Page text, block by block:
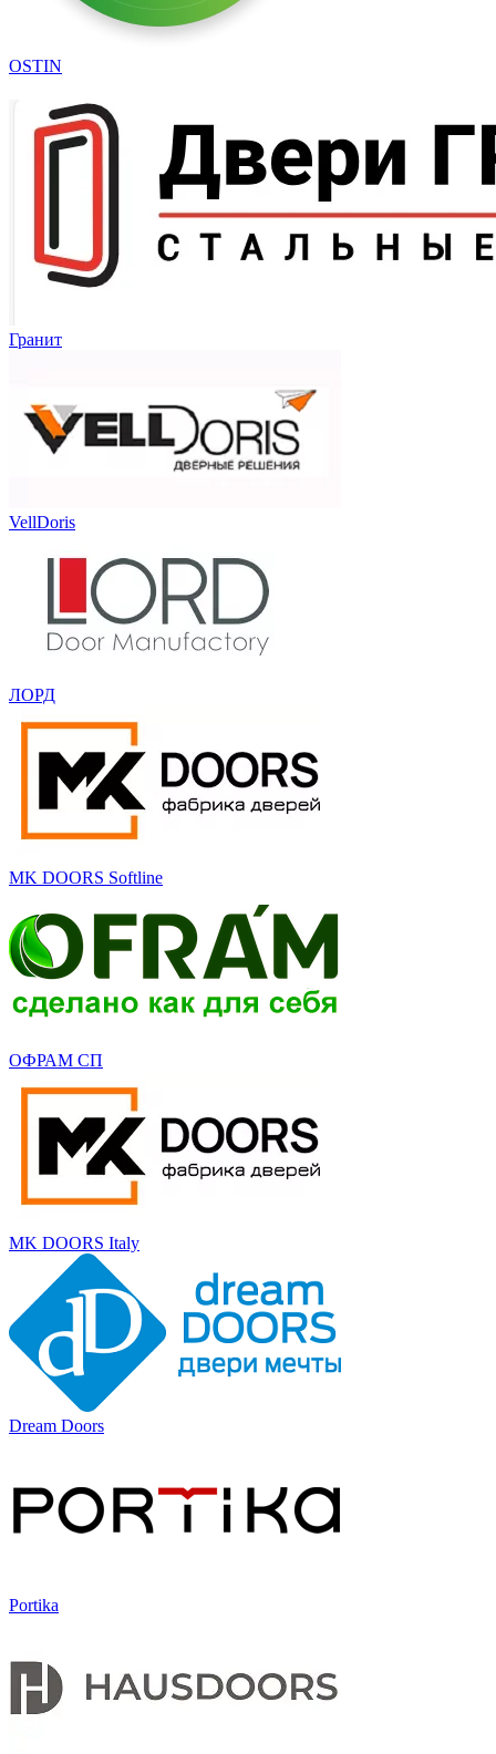
OSTIN
Гранит
VellDoris
ЛОРД
MK DOORS Softline
ОФРАМ СП
MK DOORS Italy
Dream Doors
Portika